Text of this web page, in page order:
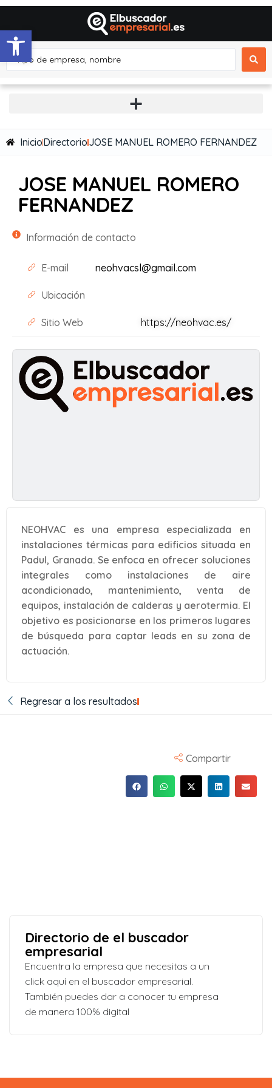
Abrir barra de herramientas
InicioDirectorioJOSE MANUEL ROMERO FERNANDEZ
JOSE MANUEL ROMERO
FERNANDEZ
Información de contacto
E-mail neohvacsl@gmail.com
Ubicación
Sitio Web https://neohvac.es/
NEOHVAC es una empresa especializada en
instalaciones térmicas para edificios situada en
Padul, Granada. Se enfoca en ofrecer soluciones
integrales como instalaciones de aire
acondicionado, mantenimiento, venta de
equipos, instalación de calderas y aerotermia. El
objetivo es posicionarse en los primeros lugares
de búsqueda para captar leads en su zona de
actuación.
Regresar a los resultados
Compartir
Directorio de el buscador
empresarial
Encuentra la empresa que necesitas a un
click aquí en el buscador empresarial.
También puedes dar a conocer tu empresa
de manera 100% digital